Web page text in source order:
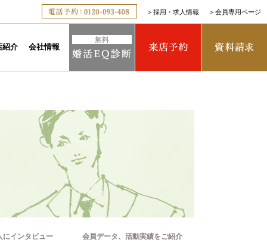
＞ 採用・求人情報 ＞ 会員専用ページ
紹介 会社情報
にインタビュー 会員データ、活動実績をご紹介